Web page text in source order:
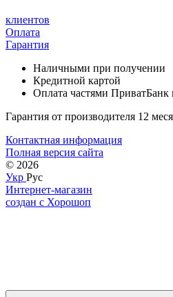
клиентов
Оплата
Гарантия
Наличными при получении
Кредитной картой
Оплата частями ПриватБанк
Гарантия от производителя 12
Контактная информация
Полная версия сайта
© 2026
Укр Рус
Интернет-магазин
создан с Хорошоп